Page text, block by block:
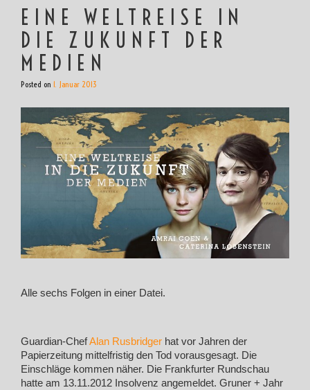
EINE WELTREISE IN
DIE ZUKUNFT DER
MEDIEN
Posted on 1. Januar 2013
Alle sechs Folgen in einer Datei.
Guardian-ChefAlan Rusbridger hat vor Jahren der
Papierzeitung mittelfristig den Tod vorausgesagt. Die
Einschläge kommen näher. Die Frankfurter Rundschau
hatte am 13.11.2012 Insolvenz angemeldet. Gruner + Jahr